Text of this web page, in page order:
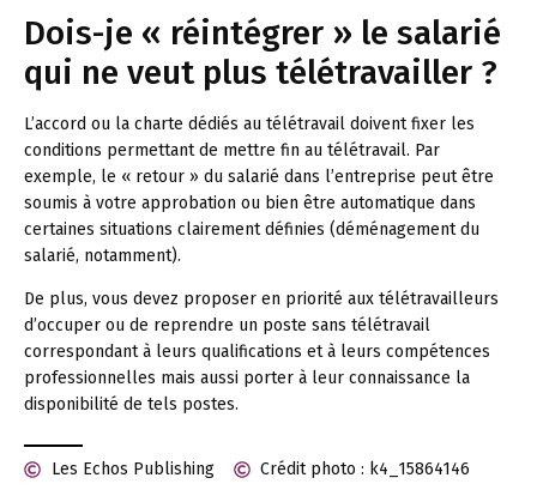
Dois-je « réintégrer » le salarié
qui ne veut plus télétravailler ?
L’accord ou la charte dédiés au télétravail doivent fixer les
conditions permettant de mettre fin au télétravail. Par
exemple, le « retour » du salarié dans l’entreprise peut être
soumis à votre approbation ou bien être automatique dans
certaines situations clairement définies (déménagement du
salarié, notamment).
De plus, vous devez proposer en priorité aux télétravailleurs
d’occuper ou de reprendre un poste sans télétravail
correspondant à leurs qualifications et à leurs compétences
professionnelles mais aussi porter à leur connaissance la
disponibilité de tels postes.
Les Echos Publishing Crédit photo : k4_15864146